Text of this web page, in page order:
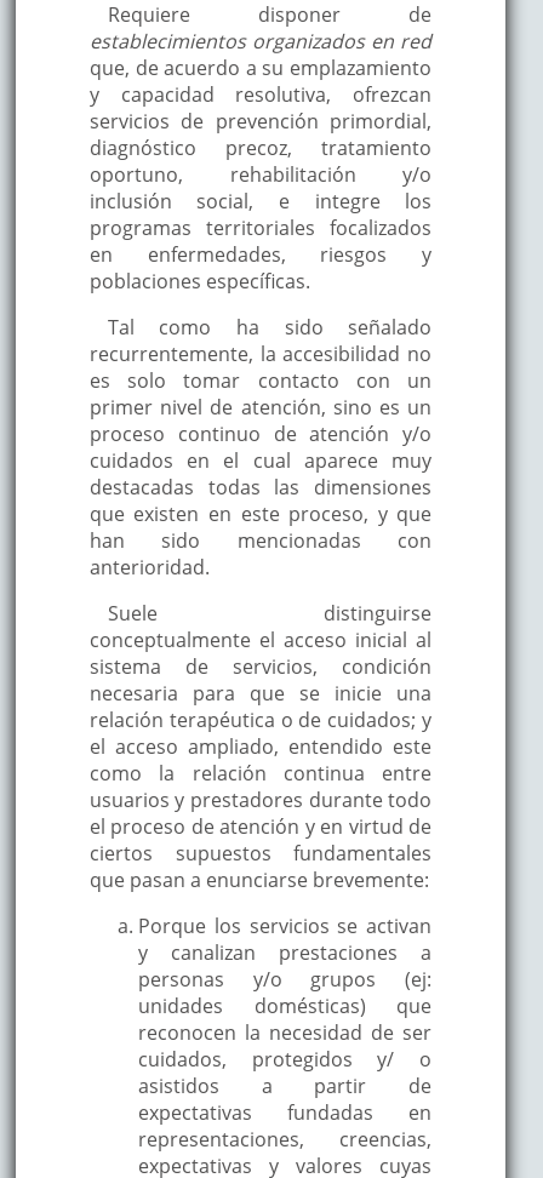
Requiere disponer de
establecimientos organizados en red
que, de acuerdo a su emplazamiento
y capacidad resolutiva, ofrezcan
servicios de prevención primordial,
diagnóstico precoz, tratamiento
oportuno, rehabilitación y/o
inclusión social, e integre los
programas territoriales focalizados
en enfermedades, riesgos y
poblaciones específicas.
Tal como ha sido señalado
recurrentemente, la accesibilidad no
es solo tomar contacto con un
primer nivel de atención, sino es un
proceso continuo de atención y/o
cuidados en el cual aparece muy
destacadas todas las dimensiones
que existen en este proceso, y que
han sido mencionadas con
anterioridad.
Suele distinguirse
conceptualmente el acceso inicial al
sistema de servicios, condición
necesaria para que se inicie una
relación terapéutica o de cuidados; y
el acceso ampliado, entendido este
como la relación continua entre
usuarios y prestadores durante todo
el proceso de atención y en virtud de
ciertos supuestos fundamentales
que pasan a enunciarse brevemente:
Porque los servicios se activan
y canalizan prestaciones a
personas y/o grupos (ej:
unidades domésticas) que
reconocen la necesidad de ser
cuidados, protegidos y/ o
asistidos a partir de
expectativas fundadas en
representaciones, creencias,
expectativas y valores cuyas